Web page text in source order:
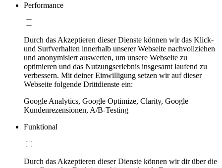
Performance
Durch das Akzeptieren dieser Dienste können wir das Klick-
und Surfverhalten innerhalb unserer Webseite nachvollziehen
und anonymisiert auswerten, um unsere Webseite zu
optimieren und das Nutzungserlebnis insgesamt laufend zu
verbessern. Mit deiner Einwilligung setzen wir auf dieser
Webseite folgende Drittdienste ein:
Google Analytics, Google Optimize, Clarity, Google
Kundenrezensionen, A/B-Testing
Funktional
Durch das Akzeptieren dieser Dienste können wir dir über die